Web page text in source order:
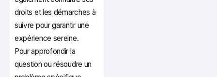
droits et les démarches à
suivre pour garantir une
expérience sereine.
Pour approfondir la
question ou résoudre un